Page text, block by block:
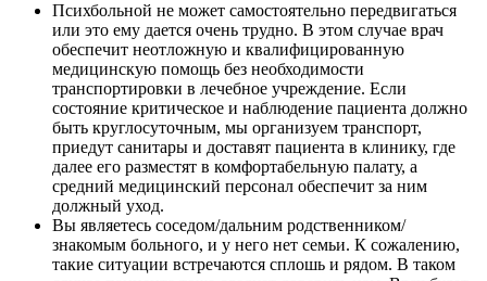
Психбольной не может самостоятельно передвигаться
или это ему дается очень трудно. В этом случае врач
обеспечит неотложную и квалифицированную
медицинскую помощь без необходимости
транспортировки в лечебное учреждение. Если
состояние критическое и наблюдение пациента должно
быть круглосуточным, мы организуем транспорт,
приедут санитары и доставят пациента в клинику, где
далее его разместят в комфортабельную палату, а
средний медицинский персонал обеспечит за ним
должный уход.
Вы являетесь соседом/дальним родственником/
знакомым больного, и у него нет семьи. К сожалению,
такие ситуации встречаются сплошь и рядом. В таком